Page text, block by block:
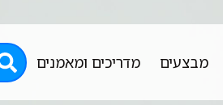
מבצעים מדריכים ומאמנים